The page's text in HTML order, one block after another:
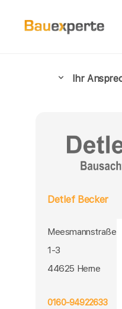
Ihr
Detlef Becker
Meesmannstraße
1-3
44625 Herne
0160-94922633